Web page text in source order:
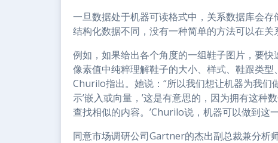
一旦数据处于机器可读格式中，关系数据库会
结构化数据不同，没有一种简单的方法可以在关
例如，如果给出各个角度的一组鞋子图片，要
像素值中纯粹理解鞋子的大小、样式、鞋跟类
Churilo指出。她说：“所以我们想让机器为我们
示’嵌入或向量，’这是有意思的，因为拥有这
查找相似的内容。’Churilo说，机器可以做到这
同意市场调研公司Gartner的杰出副总裁兼分